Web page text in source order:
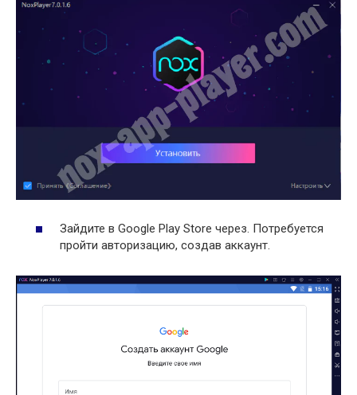
Зайдите в Google Play Store через. Потребуется
пройти авторизацию, создав аккаунт.